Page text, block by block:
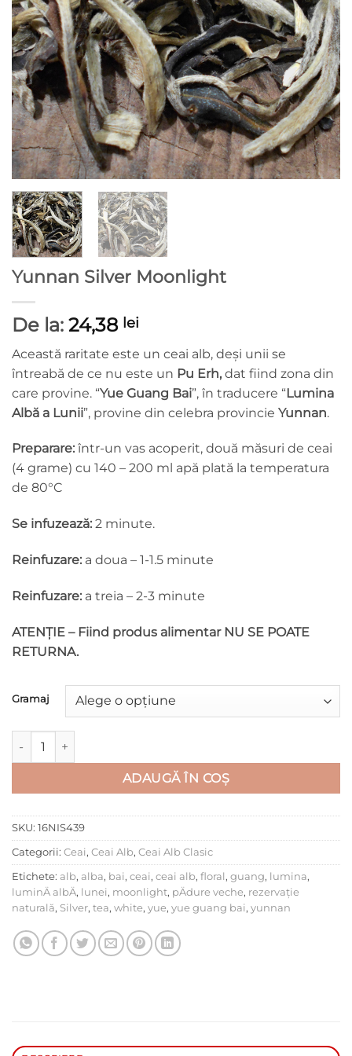
Yunnan Silver Moonlight
De la: 24,38 lei
Această raritate este un ceai alb, deşi unii se
întreabă de ce nu este un Pu Erh, dat fiind zona din
care provine. “Yue Guang Bai”, în traducere “Lumina
Albă a Lunii”, provine din celebra provincie Yunnan.
Preparare: într-un vas acoperit, două măsuri de ceai
(4 grame) cu 140 – 200 ml apă plată la temperatura
de 80°C
Se infuzează: 2 minute.
Reinfuzare: a doua – 1-1.5 minute
Reinfuzare: a treia – 2-3 minute
ATENȚIE – Fiind produs alimentar NU SE POATE
RETURNA.
Gramaj
Cantitate Yunnan Silver Moonlight
ADAUGĂ ÎN COȘ
SKU: 16NIS439
Categorii: Ceai, Ceai Alb, Ceai Alb Clasic
Etichete: alb, alba, bai, ceai, ceai alb, floral, guang, lumina,
luminÄ albÄ, lunei, moonlight, pÄdure veche, rezervaţie
naturală, Silver, tea, white, yue, yue guang bai, yunnan